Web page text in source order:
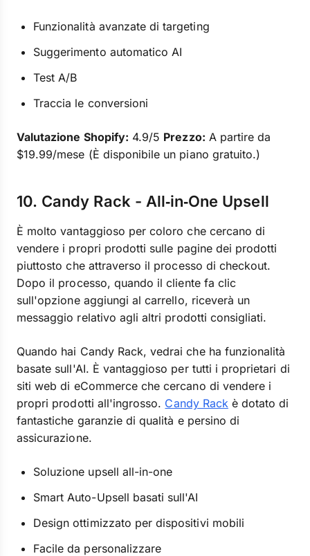
Funzionalità avanzate di targeting
Suggerimento automatico AI
Test A/B
Traccia le conversioni
Valutazione Shopify: 4.9/5 Prezzo: A partire da
$19.99/mese (È disponibile un piano gratuito.)
10. Candy Rack - All‑in‑One Upsell
È molto vantaggioso per coloro che cercano di
vendere i propri prodotti sulle pagine dei prodotti
piuttosto che attraverso il processo di checkout.
Dopo il processo, quando il cliente fa clic
sull'opzione aggiungi al carrello, riceverà un
messaggio relativo agli altri prodotti consigliati.
Quando hai Candy Rack, vedrai che ha funzionalità
basate sull'AI. È vantaggioso per tutti i proprietari di
siti web di eCommerce che cercano di vendere i
propri prodotti all'ingrosso. Candy Rackè dotato di
fantastiche garanzie di qualità e persino di
assicurazione.
Soluzione upsell all-in-one
Smart Auto-Upsell basati sull'AI
Design ottimizzato per dispositivi mobili
Facile da personalizzare